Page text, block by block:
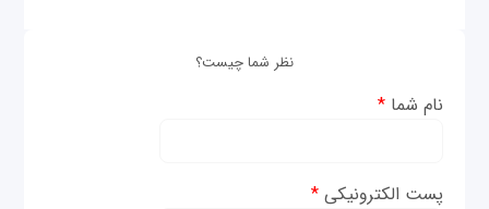
نظر شما چیست؟
نام شما*
پست الکترونیکی*